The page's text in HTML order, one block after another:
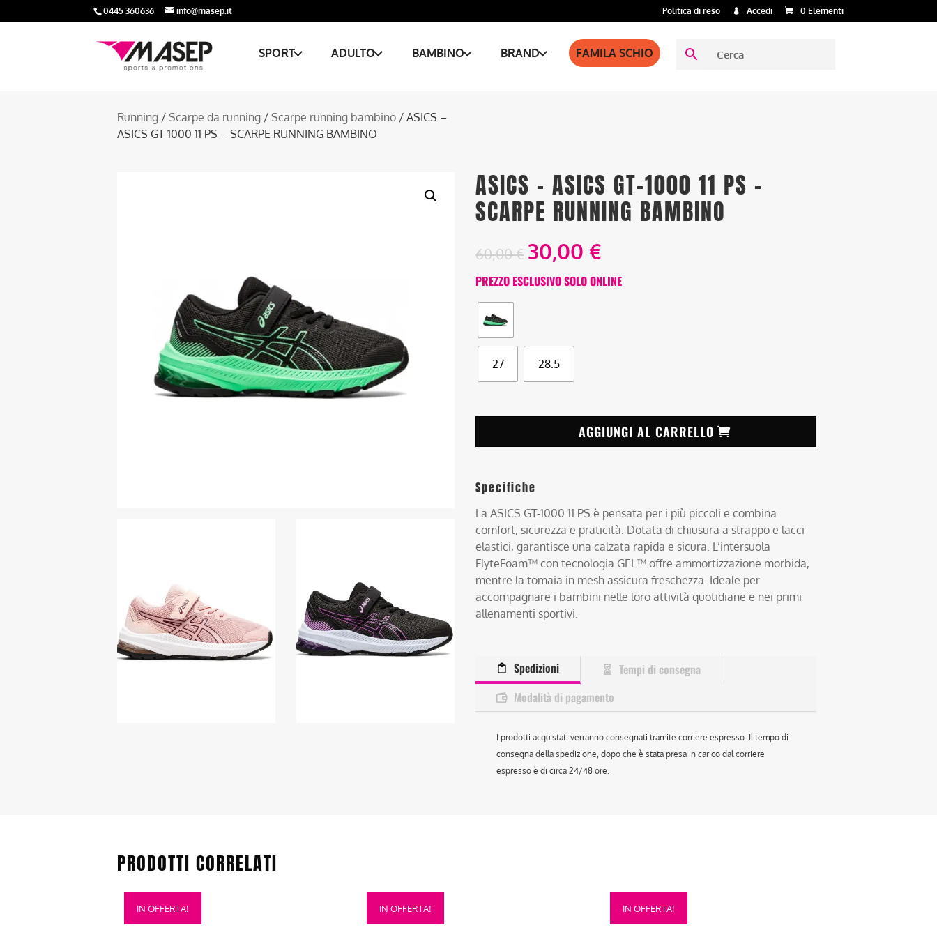
0445 360636 info@masep.it Politica di reso Accedi 0 Elementi
SPORT ADULTO BAMBINO BRAND FAMILA SCHIO
Running / Scarpe da running / Scarpe running bambino / ASICS –
ASICS GT-1000 11 PS – SCARPE RUNNING BAMBINO
ASICS – ASICS GT-1000 11 PS –
SCARPE RUNNING BAMBINO
60,00€ 30,00 €
PREZZO ESCLUSIVO SOLO ONLINE
27 28.5
AGGIUNGI AL CARRELLO
Specifiche
La ASICS GT-1000 11 PS è pensata per i più piccoli e combina
comfort, sicurezza e praticità. Dotata di chiusura a strappo e lacci
elastici, garantisce una calzata rapida e sicura. L’intersuola
FlyteFoam™ con tecnologia GEL™ offre ammortizzazione morbida,
mentre la tomaia in mesh assicura freschezza. Ideale per
accompagnare i bambini nelle loro attività quotidiane e nei primi
allenamenti sportivi.
Spedizioni
Tempi di consegna
Modalità di pagamento
I prodotti acquistati verranno consegnati tramite corriere espresso. Il tempo di
consegna della spedizione, dopo che è stata presa in carico dal corriere
espresso è di circa 24/48 ore.
PRODOTTI CORRELATI
IN OFFERTA!
Questo
prodotto
IN OFFERTA!
Questo
prodotto
IN OFFERTA!
Questo
prodotto